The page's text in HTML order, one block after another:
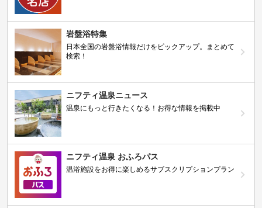
岩盤浴特集
日本全国の岩盤浴情報だけをピックアップ。まとめて
検索！
ニフティ温泉ニュース
温泉にもっと行きたくなる！お得な情報を掲載中
ニフティ温泉 おふろパス
温浴施設をお得に楽しめるサブスクリプションプラン